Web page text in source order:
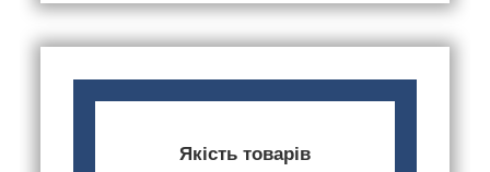
Якість товарів